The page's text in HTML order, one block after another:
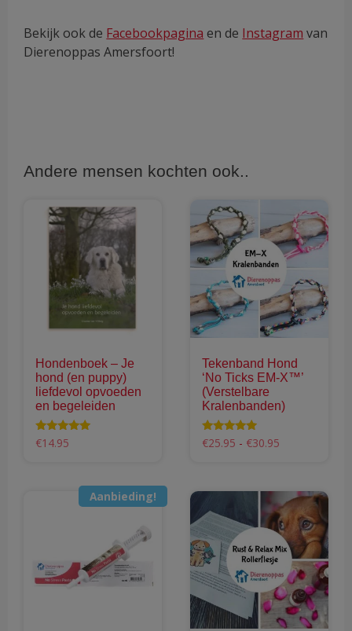
Bekijk ook de Facebookpagina en de Instagram van
Dierenoppas Amersfoort!
Andere mensen kochten ook..
Hondenboek – Je
hond (en puppy)
liefdevol opvoeden
en begeleiden
Waardering
4.95
€14.95
Tekenband Hond
‘No Ticks EM-X™’
(Verstelbare
Kralenbanden)
Waardering
4.69
€25.95 - €30.95
€30.95
product
heeft
meerdere
variaties.
Deze
optie
kan
gekozen
Aanbieding!